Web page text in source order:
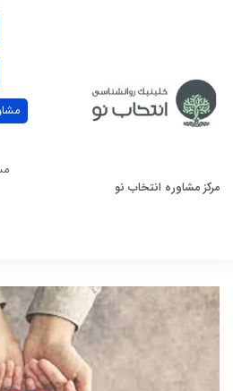
مرکز مشاوره انتخاب نو